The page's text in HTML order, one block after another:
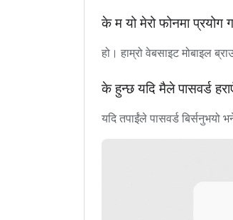
के म यो मेरो फोनमा प्रयोग
हो। हाम्रो वेबसाइट मोबाइल
के हुन्छ यदि मैले पासवर्ड
यदि तपाईंले पासवर्ड बिर्सनुभयो